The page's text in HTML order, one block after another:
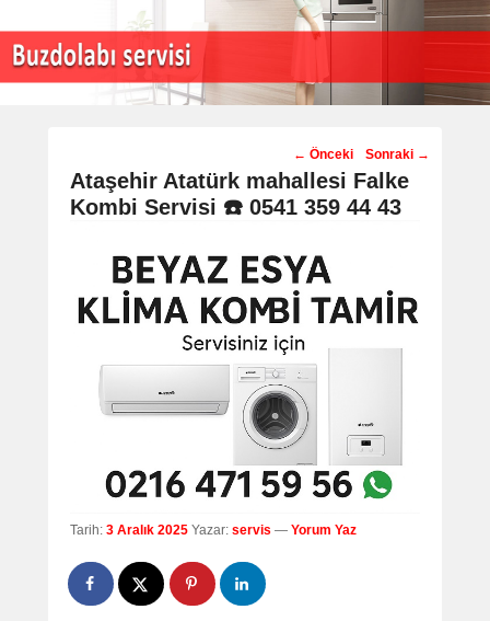
Post
navigation
← Önceki Sonraki →
Ataşehir Atatürk mahallesi Falke
Kombi Servisi ☎️ 0541 359 44 43
Tarih: 3 Aralık 2025 Yazar: servis — Yorum Yaz